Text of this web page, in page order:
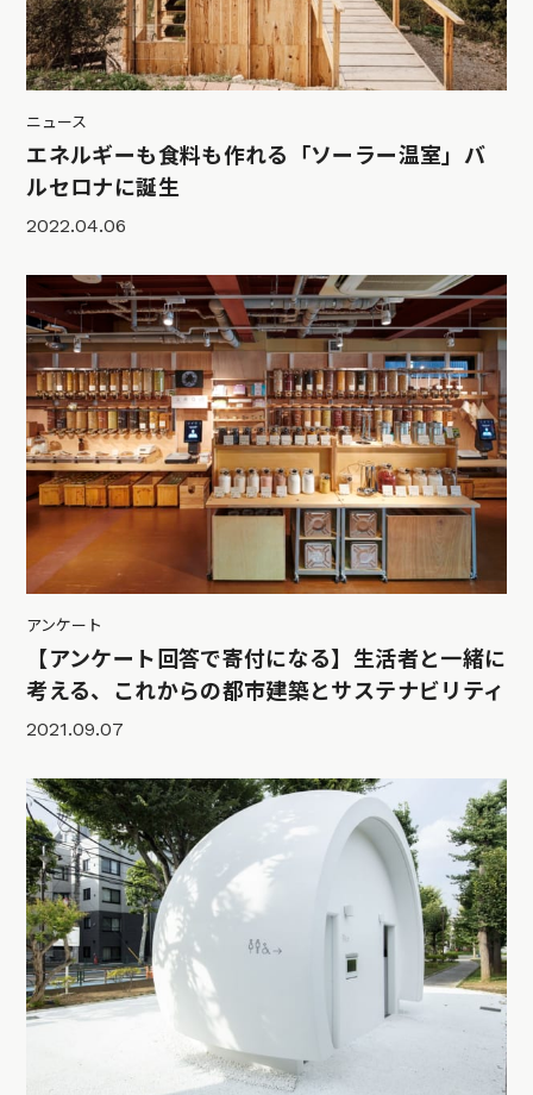
ニュース
エネルギーも食料も作れる「ソーラー温室」バ
ルセロナに誕生
2022.04.06
アンケート
【アンケート回答で寄付になる】生活者と一緒に
考える、これからの都市建築とサステナビリティ
2021.09.07